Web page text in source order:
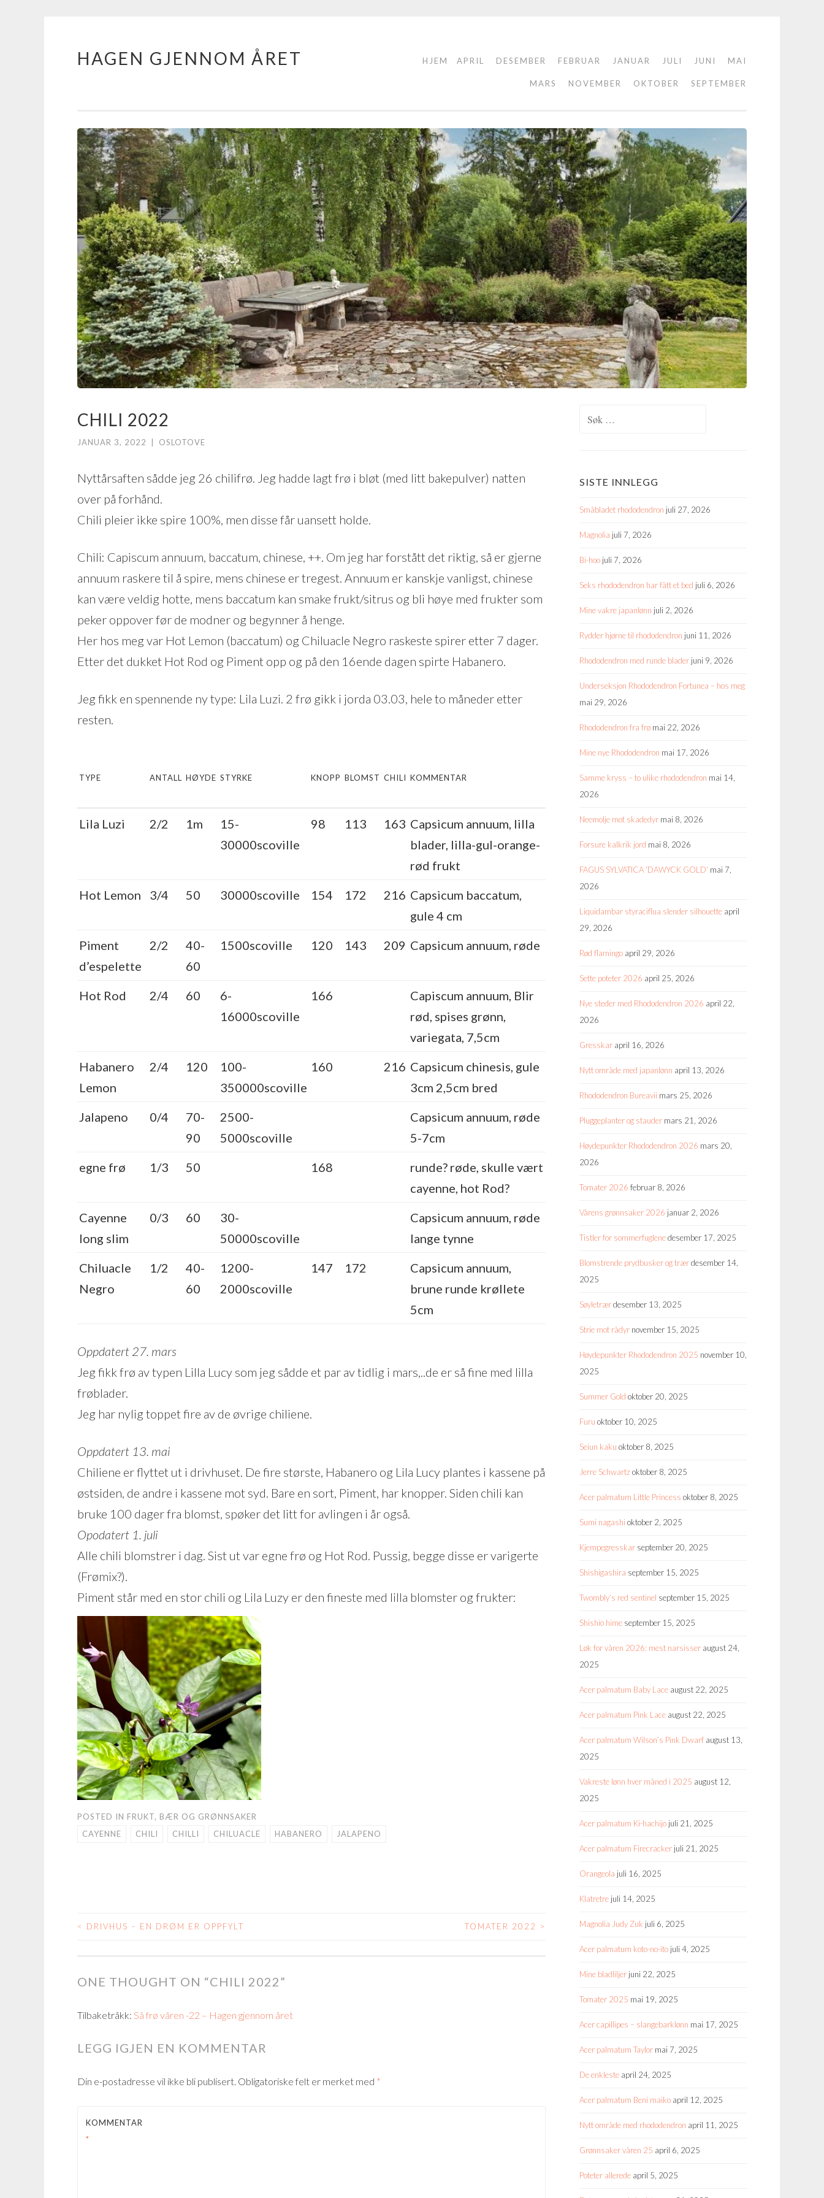
Skip
HAGEN GJENNOM ÅRET HJEM APRIL DESEMBER FEBRUAR JANUAR JULI JUNI MAI
MARS NOVEMBER OKTOBER SEPTEMBER
CHILI 2022
JANUAR 3, 2022 OSLOTOVE
Nyttårsaften sådde jeg 26 chilifrø. Jeg hadde lagt frø i bløt (med litt bakepulver) natten
over på forhånd.
Chili pleier ikke spire 100%, men disse får uansett holde.
Chili: Capiscum annuum, baccatum, chinese, ++. Om jeg har forstått det riktig, så er gjerne
annuum raskere til å spire, mens chinese er tregest. Annuum er kanskje vanligst, chinese
kan være veldig hotte, mens baccatum kan smake frukt/sitrus og bli høye med frukter som
peker oppover før de modner og begynner å henge.
Her hos meg var Hot Lemon (baccatum) og Chiluacle Negro raskeste spirer etter 7 dager.
Etter det dukket Hot Rod og Piment opp og på den 16ende dagen spirte Habanero.
Jeg fikk en spennende ny type: Lila Luzi. 2 frø gikk i jorda 03.03, hele to måneder etter
resten.
TYPE ANTALL HØYDE STYRKE KNOPP BLOMST CHILI KOMMENTAR
Lila Luzi 2/2 1m
15-
30000scoville
98 113 163 Capsicum annuum, lilla
blader, lilla-gul-orange-
rød frukt
Hot Lemon
3/4 50 30000scoville 154 172 216 Capsicum baccatum,
gule 4 cm
Piment
d’espelette
2/2
40-
60
1500scoville 120 143 209 Capsicum annuum, røde
Hot Rod 2/4 60
6-
16000scoville
166
Capiscum annuum, Blir
rød, spises grønn,
variegata, 7,5cm
Habanero
Lemon
2/4 120
100-
350000scoville
160 216 Capsicum chinesis, gule
3cm 2,5cm bred
Jalapeno
0/4
70-
90
2500-
5000scoville
Capsicum annuum, røde
5-7cm
egne frø
1/3 50 168
runde? røde, skulle vært
cayenne, hot Rod?
Cayenne
long slim
0/3 60
30-
50000scoville
Capsicum annuum, røde
lange tynne
Chiluacle
Negro
1/2
40-
60
1200-
2000scoville
147 172
Capsicum annuum,
brune runde krøllete
5cm
Oppdatert 27. mars
Jeg fikk frø av typen Lilla Lucy som jeg sådde et par av tidlig i mars,..de er så fine med lilla
frøblader.
Jeg har nylig toppet fire av de øvrige chiliene.
Oppdatert 13. mai
Chiliene er flyttet ut i drivhuset. De fire største, Habanero og Lila Lucy plantes i kassene på
østsiden, de andre i kassene mot syd. Bare en sort, Piment, har knopper. Siden chili kan
bruke 100 dager fra blomst, spøker det litt for avlingen i år også.
Opodatert 1. juli
Alle chili blomstrer i dag. Sist ut var egne frø og Hot Rod. Pussig, begge disse er varigerte
(Frømix?).
Piment står med en stor chili og Lila Luzy er den fineste med lilla blomster og frukter:
POSTED IN FRUKT, BÆR OG GRØNNSAKER
CAYENNE
CHILI CHILLI CHILUACLE HABANERO JALAPENO
POST
NAVIGATION
< DRIVHUS – EN DRØM ER OPPFYLT TOMATER 2022 >
ONE THOUGHT ON “CHILI 2022”
Tilbaketråkk: Så frø våren -22 – Hagen gjennom året
LEGG IGJEN EN KOMMENTAR
Din e-postadresse vil ikke bli publisert. Obligatoriske felt er merket med *
KOMMENTAR
*
SISTE INNLEGG
Småbladet rhododendron juli 27, 2026
Magnolia juli 7, 2026
Bi-hoo juli 7, 2026
Seks rhododendron har fått et bed juli 6, 2026
Mine vakre japanlønn juli 2, 2026
Rydder hjørne til rhododendron juni 11, 2026
Rhododendron med runde blader juni 9, 2026
Underseksjon Rhododendron Fortunea – hos meg
mai 29, 2026
Rhododendron fra frø mai 22, 2026
Mine nye Rhododendron mai 17, 2026
Samme kryss – to ulike rhododendron mai 14,
2026
Neemolje mot skadedyr mai 8, 2026
Forsure kalkrik jord mai 8, 2026
FAGUS SYLVATICA ‘DAWYCK GOLD’ mai 7,
2026
Liquidambar styraciflua slender silhouette april
29, 2026
Rød flamingo april 29, 2026
Sette poteter 2026 april 25, 2026
Nye steder med Rhododendron 2026 april 22,
2026
Gresskar april 16, 2026
Nytt område med japanlønn april 13, 2026
Rhododendron Bureavii mars 25, 2026
Pluggeplanter og stauder mars 21, 2026
Høydepunkter Rhododendron 2026 mars 20,
2026
Tomater 2026 februar 8, 2026
Vårens grønnsaker 2026 januar 2, 2026
Tistler for sommerfuglenedesember 17, 2025
Blomstrende prydbusker og trærdesember 14,
2025
Søyletrærdesember 13, 2025
Strie mot rådyr november 15, 2025
Høydepunkter Rhododendron 2025 november 10,
2025
Summer Gold oktober 20, 2025
Furu oktober 10, 2025
Seiun kaku oktober 8, 2025
Jerre Schwartzoktober 8, 2025
Acer palmatum Little Princess oktober 8, 2025
Sumi nagashi oktober 2, 2025
Kjempegresskar september 20, 2025
Shishigashira september 15, 2025
Twombly’s red sentinel september 15, 2025
Shishio hime september 15, 2025
Løk for våren 2026: mest narsisser august 24,
2025
Acer palmatum Baby Lace august 22, 2025
Acer palmatum Pink Lace august 22, 2025
Acer palmatum Wilson’s Pink Dwarf august 13,
2025
Vakreste lønn hver måned i 2025 august 12,
2025
Acer palmatum Ki-hachijo juli 21, 2025
Acer palmatum Firecracker juli 21, 2025
Orangeola juli 16, 2025
Klatretre juli 14, 2025
Magnolia Judy Zuk juli 6, 2025
Acer palmatum koto-no-ito juli 4, 2025
Mine bladliljer juni 22, 2025
Tomater 2025 mai 19, 2025
Acer capillipes – slangebarklønn mai 17, 2025
Acer palmatum Taylor mai 7, 2025
De enkleste april 24, 2025
Acer palmatum Beni maiko april 12, 2025
Nytt område med rhododendron april 11, 2025
Grønnsaker våren 25 april 6, 2025
Poteter allerede april 5, 2025